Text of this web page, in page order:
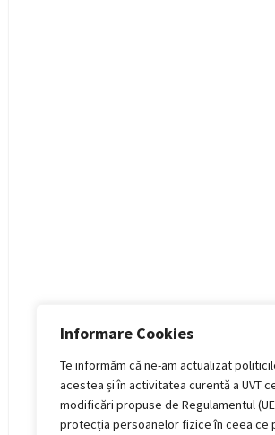
Informare Cookies
Te informăm că ne-am actualizat
acestea și în activitatea curentă a UVT
modificări propuse de Regulamentul
protecția persoanelor fizice în ceea ce